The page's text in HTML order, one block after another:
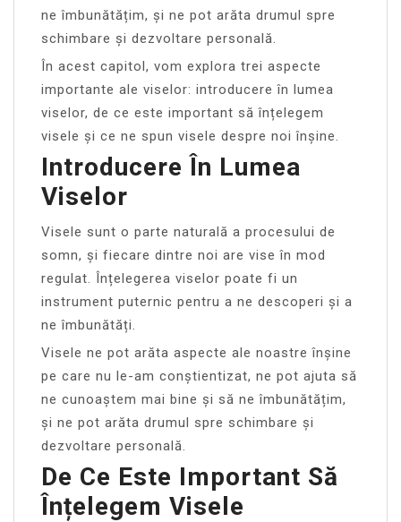
ne îmbunătățim, și ne pot arăta drumul spre
schimbare și dezvoltare personală.
În acest capitol, vom explora trei aspecte
importante ale viselor: introducere în lumea
viselor, de ce este important să înțelegem
visele și ce ne spun visele despre noi înșine.
Introducere În Lumea
Viselor
Visele sunt o parte naturală a procesului de
somn, și fiecare dintre noi are vise în mod
regulat. Înțelegerea viselor poate fi un
instrument puternic pentru a ne descoperi și a
ne îmbunătăți.
Visele ne pot arăta aspecte ale noastre înșine
pe care nu le-am conștientizat, ne pot ajuta să
ne cunoaștem mai bine și să ne îmbunătățim,
și ne pot arăta drumul spre schimbare și
dezvoltare personală.
De Ce Este Important Să
Înțelegem Visele